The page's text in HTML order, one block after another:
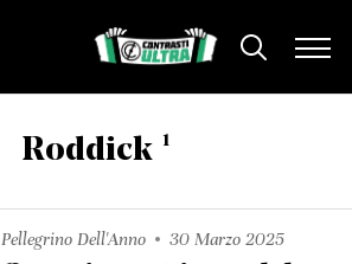
Roddick 1
Pellegrino Dell'Anno 30 Marzo 2025